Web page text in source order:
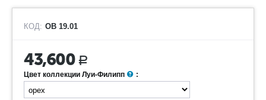
КОД: ОВ 19.01
43,600 Р
Цвет коллекции Луи-Филипп :